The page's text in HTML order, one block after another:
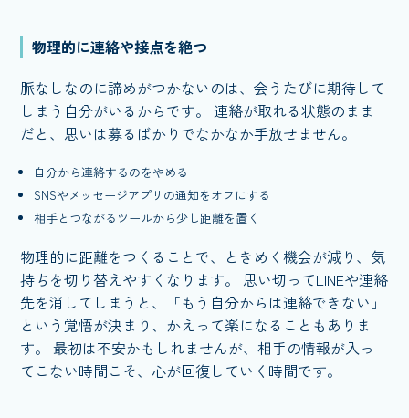
物理的に連絡や接点を絶つ
脈なしなのに諦めがつかないのは、会うたびに期待して
しまう自分がいるからです。 連絡が取れる状態のまま
だと、思いは募るばかりでなかなか手放せません。
自分から連絡するのをやめる
SNSやメッセージアプリの通知をオフにする
相手とつながるツールから少し距離を置く
物理的に距離をつくることで、ときめく機会が減り、気
持ちを切り替えやすくなります。 思い切ってLINEや連絡
先を消してしまうと、「もう自分からは連絡できない」
という覚悟が決まり、かえって楽になることもありま
す。 最初は不安かもしれませんが、相手の情報が入っ
てこない時間こそ、心が回復していく時間です。